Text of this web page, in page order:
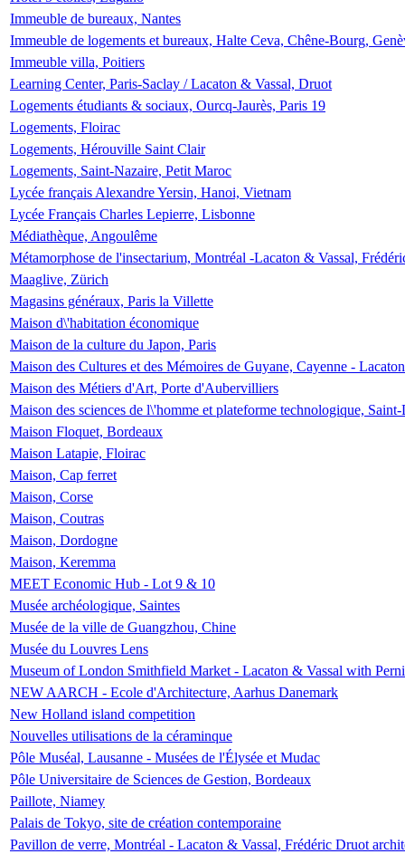
Immeuble de bureaux, Nantes
Immeuble de logements et bureaux, Halte Ceva, Chêne-Bourg,
Immeuble villa, Poitiers
Learning Center, Paris-Saclay / Lacaton & Vassal, Druot
Logements étudiants & sociaux, Ourcq-Jaurès, Paris 19
Logements, Floirac
Logements, Hérouville Saint Clair
Logements, Saint-Nazaire, Petit Maroc
Lycée français Alexandre Yersin, Hanoi, Vietnam
Lycée Français Charles Lepierre, Lisbonne
Médiathèque, Angoulême
Métamorphose de l'insectarium, Montréal -Lacaton & Vassal,
Maaglive, Zürich
Magasins généraux, Paris la Villette
Maison d\'habitation économique
Maison de la culture du Japon, Paris
Maison des Cultures et des Mémoires de Guyane, Cayenne -
Maison des Métiers d'Art, Porte d'Aubervilliers
Maison des sciences de l\'homme et plateforme technologique,
Maison Floquet, Bordeaux
Maison Latapie, Floirac
Maison, Cap ferret
Maison, Corse
Maison, Coutras
Maison, Dordogne
Maison, Keremma
MEET Economic Hub - Lot 9 & 10
Musée archéologique, Saintes
Musée de la ville de Guangzhou, Chine
Musée du Louvres Lens
Museum of London Smithfield Market - Lacaton & Vassal with
NEW AARCH - Ecole d'Architecture, Aarhus Danemark
New Holland island competition
Nouvelles utilisations de la céraminque
Pôle Muséal, Lausanne - Musées de l'Élysée et Mudac
Pôle Universitaire de Sciences de Gestion, Bordeaux
Paillote, Niamey
Palais de Tokyo, site de création contemporaine
Pavillon de verre, Montréal - Lacaton & Vassal, Frédéric Druot